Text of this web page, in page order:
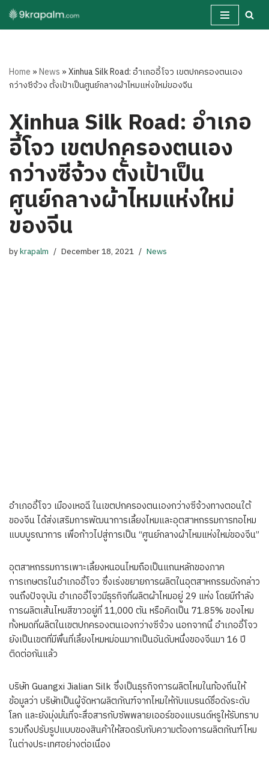
Skip
Home »News »Xinhua Silk Road: อำเภออี้โจว เขตปกครองตนเอง
กว่างซีจ้วง ตั้งเป้าเป็นศูนย์กลางผ้าไหมแห่งใหม่ของจีน
Xinhua Silk Road: อำเภอ
อี้โจว เขตปกครองตนเอง
กว่างซีจ้วง ตั้งเป้าเป็น
ศูนย์กลางผ้าไหมแห่งใหม่
ของจีน
bykrapalm December 18, 2021 News
อำเภออี้โจว เมืองเหอฉี ในเขตปกครองตนเองกว่างซีจ้วงทางตอนใต้
ของจีน ได้ส่งเสริมการพัฒนาการเลี้ยงไหมและอุตสาหกรรมการทอไหม
แบบบูรณาการ เพื่อก้าวไปสู่การเป็น “ศูนย์กลางผ้าไหมแห่งใหม่ของจีน”
อุตสาหกรรมการเพาะเลี้ยงหนอนไหมถือเป็นแกนหลักของภาค
การเกษตรในอำเภออี้โจว ซึ่งเร่งขยายการผลิตในอุตสาหกรรมดังกล่าว
จนถึงปัจจุบัน อำเภออี้โจวมีธุรกิจที่ผลิตผ้าไหมอยู่ 29 แห่ง โดยมีกำลัง
การผลิตเส้นไหมสีขาวอยู่ที่ 11,000 ตัน หรือคิดเป็น 71.85% ของไหม
ทั้งหมดที่ผลิตในเขตปกครองตนเองกว่างซีจ้วง นอกจากนี้ อำเภออี้โจว
ยังเป็นเขตที่มีพื้นที่เลี้ยงไหมหม่อนมากเป็นอันดับหนึ่งของจีนมา 16 ปี
ติดต่อกันแล้ว
บริษัท Guangxi Jialian Silk ซึ่งเป็นธุรกิจการผลิตไหมในท้องถิ่นให้
ข้อมูลว่า บริษัทเป็นผู้จัดหาผลิตภัณฑ์จากไหมให้กับแบรนด์ชื่อดังระดับ
โลก และยังมุ่งมั่นที่จะสื่อสารกับซัพพลายเออร์ของแบรนด์หรูให้รับทราบ
รวมถึงปรับรูปแบบของสินค้าให้สอดรับกับความต้องการผลิตภัณฑ์ไหม
ในต่างประเทศอย่างต่อเนื่อง